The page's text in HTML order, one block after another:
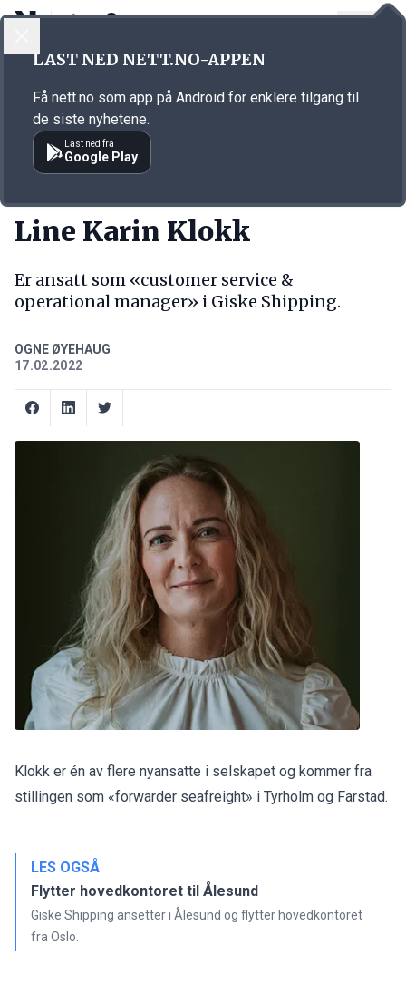
Annonsørinnhold
Line Karin Klokk
Er ansatt som «customer service &
operational manager» i Giske Shipping.
OGNE ØYEHAUG
17.02.2022
Klokk er én av flere nyansatte i selskapet og kommer fra
stillingen som «forwarder seafreight» i Tyrholm og Farstad.
LES OGSÅ
Flytter hovedkontoret til Ålesund
Giske Shipping ansetter i Ålesund og flytter hovedkontoret
fra Oslo.
LAST NED NETT.NO-APPEN
Få nett.no som app på Android for enklere tilgang til
de siste nyhetene.
Last ned fra
Google Play